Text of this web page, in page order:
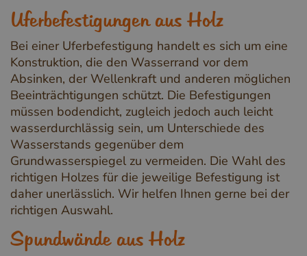
Uferbefestigungen aus Holz
Bei einer Uferbefestigung handelt es sich um eine
Konstruktion, die den Wasserrand vor dem
Absinken, der Wellenkraft und anderen möglichen
Beeinträchtigungen schützt. Die Befestigungen
müssen bodendicht, zugleich jedoch auch leicht
wasserdurchlässig sein, um Unterschiede des
Wasserstands gegenüber dem
Grundwasserspiegel zu vermeiden. Die Wahl des
richtigen Holzes für die jeweilige Befestigung ist
daher unerlässlich. Wir helfen Ihnen gerne bei der
richtigen Auswahl.
Spundwände aus Holz